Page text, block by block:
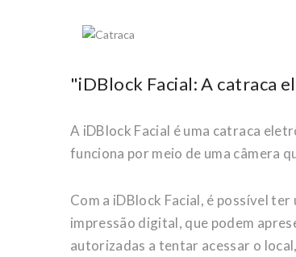
"iDBlock Facial: A catraca
A iDBlock Facial é uma catraca
funciona por meio de uma câmera
Com a iDBlock Facial, é possível
impressão digital, que podem
autorizadas a tentar acessar o